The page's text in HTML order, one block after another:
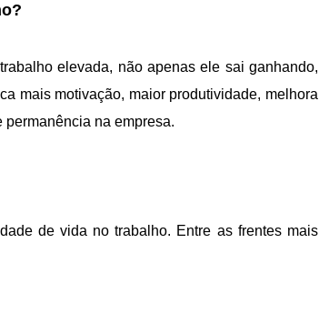
elevada, não apenas ele sai ganhando,
mais motivação, maior produtividade, melhora
na empresa.
de vida no trabalho. Entre as frentes mais